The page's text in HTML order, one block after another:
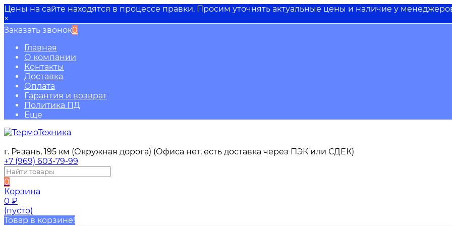
Цены на сайте находятся в процессе правки. Просим уточнять актуальные цены и наличие у
×
Заказать звонок0
Главная
О компании
Контакты
Доставка
Оплата
Гарантия и возврат
Политика ПД
Еще
г. Рязань, 195 км (Окружная дорога) (Офиса нет, есть доставка через ПЭК или СДЕК)
+7 (969) 603-79-99
0
Корзина
0 ₽
(пусто)
Товар в корзине!